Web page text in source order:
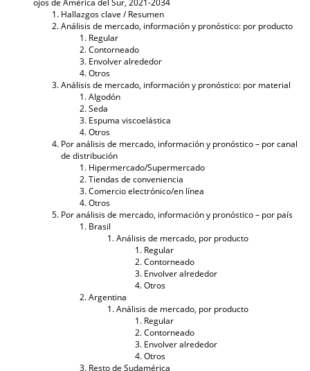
Hallazgos clave / Resumen
Análisis de mercado, información y pronóstico: por producto
Regular
Contorneado
Envolver alrededor
Otros
Análisis de mercado, información y pronóstico: por material
Algodón
Seda
Espuma viscoelástica
Otros
Por análisis de mercado, información y pronóstico – por canal
de distribución
Hipermercado/Supermercado
Tiendas de conveniencia
Comercio electrónico/en línea
Otros
Por análisis de mercado, información y pronóstico – por país
Brasil
Análisis de mercado, por producto
Regular
Contorneado
Envolver alrededor
Otros
Argentina
Análisis de mercado, por producto
Regular
Contorneado
Envolver alrededor
Otros
Resto de Sudamérica